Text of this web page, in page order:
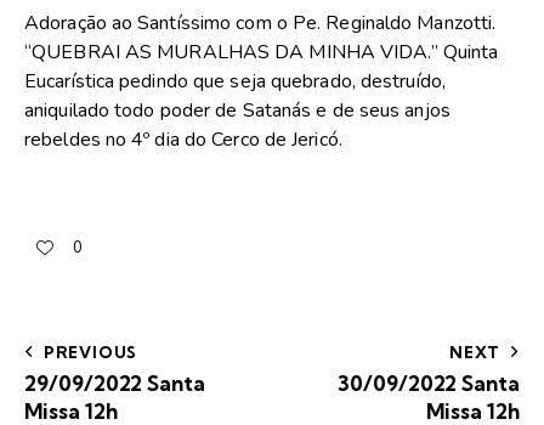
Adoração ao Santíssimo com o Pe. Reginaldo Manzotti.
“QUEBRAI AS MURALHAS DA MINHA VIDA.” Quinta
Eucarística pedindo que seja quebrado, destruído,
aniquilado todo poder de Satanás e de seus anjos
rebeldes no 4º dia do Cerco de Jericó.
0
PREVIOUS
29/09/2022 Santa
Missa 12h
NEXT
30/09/2022 Santa
Missa 12h